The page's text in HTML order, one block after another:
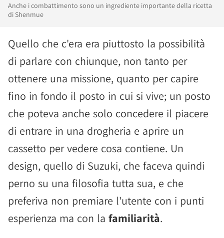
Anche i combattimento sono un ingrediente importante della ricetta
di Shenmue
Quello che c'era era piuttosto la possibilità
di parlare con chiunque, non tanto per
ottenere una missione, quanto per capire
fino in fondo il posto in cui si vive; un posto
che poteva anche solo concedere il piacere
di entrare in una drogheria e aprire un
cassetto per vedere cosa contiene. Un
design, quello di Suzuki, che faceva quindi
perno su una filosofia tutta sua, e che
preferiva non premiare l'utente con i punti
esperienza ma con la familiarità.